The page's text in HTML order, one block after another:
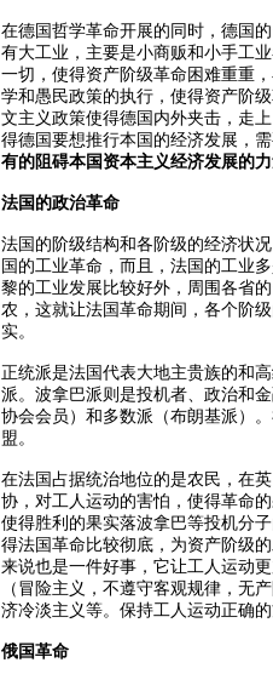
在德国哲学革命开展的同时，德国
有大工业，主要是小商贩和小手工
一切，使得资产阶级革命困难重重
学和愚民政策的执行，使得资产阶
文主义政策使得德国内外夹击，走
得德国要想推行本国的经济发展，
有的阻碍本国资本主义经济发展的
法国的政治革命
法国的阶级结构和各阶级的经济状
国的工业革命，而且，法国的工业
黎的工业发展比较好外，周围各省
农，这就让法国革命期间，各个阶
实。
正统派是法国代表大地主贵族的和
派。波拿巴派则是投机者、政治和
协会会员）和多数派（布朗基派）
盟。
在法国占据统治地位的是农民，在
协，对工人运动的害怕，使得革命
使得胜利的果实落波拿巴等投机分
得法国革命比较彻底，为资产阶级
来说也是一件好事，它让工人运动
（冒险主义，不遵守客观规律，无
济冷淡主义等。保持工人运动正确
俄国革命